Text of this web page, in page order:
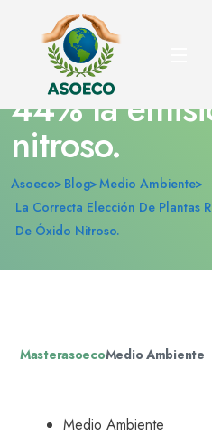
La correcta
plantas
44% la
nitroso.
Asoeco Blog Medio Ambiente
La Correcta Elección De Plantas
De Óxido Nitroso.
MasterasoecoMedio Ambiente
Medio Ambiente